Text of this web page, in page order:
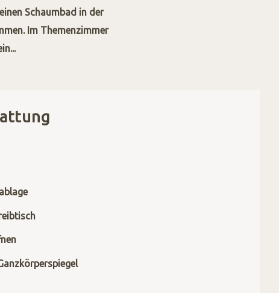
Schaumbad in der
Im Themenzimmer